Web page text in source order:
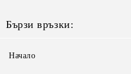
Бързи връзки:
Начало